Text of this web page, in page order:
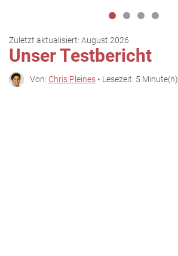
Zuletzt aktualisiert: August 2026
Unser Testbericht
Von: Chris Pleines • Lesezeit: 5 Minute(n)